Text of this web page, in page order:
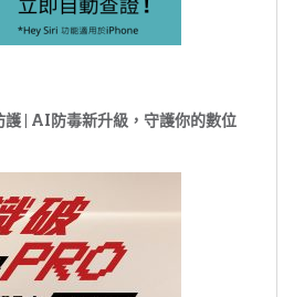
| AI防毒新升級，守護你的數位